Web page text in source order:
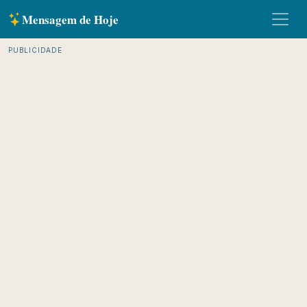
Mensagem de Hoje
PUBLICIDADE